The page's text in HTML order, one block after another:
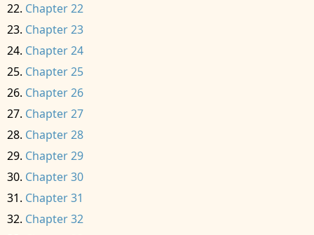
Chapter 22
Chapter 23
Chapter 24
Chapter 25
Chapter 26
Chapter 27
Chapter 28
Chapter 29
Chapter 30
Chapter 31
Chapter 32